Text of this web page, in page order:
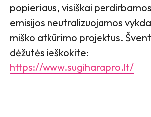
popieriaus, visiškai
emisijos neutralizuojamos
miško atkūrimo projektus.
dėžutės ieškokite:
https://www.sugiharapro.lt/